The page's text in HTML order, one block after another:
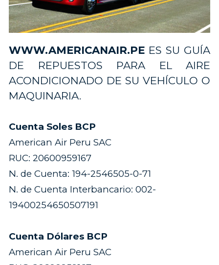
WWW.AMERICANAIR.PE ES SU GUÍA
DE REPUESTOS PARA EL AIRE
ACONDICIONADO DE SU VEHÍCULO O
MAQUINARIA.
Cuenta Soles BCP
American Air Peru SAC
RUC: 20600959167
N. de Cuenta: 194-2546505-0-71
N. de Cuenta Interbancario: 002-
19400254650507191
Cuenta Dólares BCP
American Air Peru SAC